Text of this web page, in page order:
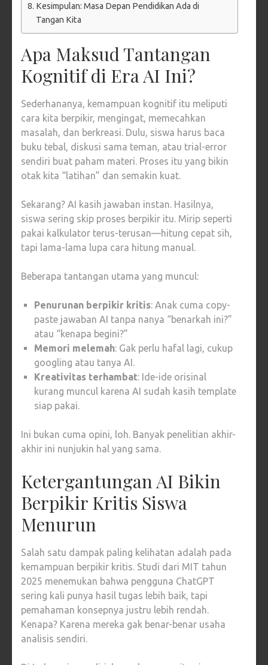
Kesimpulan: Masa Depan Pendidikan Ada di
Tangan Kita
Apa Maksud Tantangan
Kognitif di Era AI Ini?
Sederhananya, kemampuan kognitif itu meliputi
cara kita berpikir, mengingat, memecahkan
masalah, dan berkreasi. Dulu, siswa harus baca
buku tebal, diskusi sama teman, atau trial-error
sendiri buat paham materi. Proses itu yang bikin
otak kita “latihan” dan semakin kuat.
Sekarang? AI kasih jawaban instan. Hasilnya,
siswa sering skip proses berpikir itu. Mirip seperti
pakai kalkulator terus-terusan—hitung cepat sih,
tapi lama-lama lupa cara hitung manual.
Beberapa tantangan utama yang muncul:
Penurunan berpikir kritis: Anak cuma copy-
paste jawaban AI tanpa nanya “benarkah ini?”
atau “kenapa begini?”
Memori melemah: Gak perlu hafal lagi, cukup
googling atau tanya AI.
Kreativitas terhambat: Ide-ide orisinal
kurang muncul karena AI sudah kasih template
siap pakai.
Ini bukan cuma opini, loh. Banyak penelitian akhir-
akhir ini nunjukin hal yang sama.
Ketergantungan AI Bikin
Berpikir Kritis Siswa
Menurun
Salah satu dampak paling kelihatan adalah pada
kemampuan berpikir kritis. Studi dari MIT tahun
2025 menemukan bahwa pengguna ChatGPT
sering kali punya hasil tugas lebih baik, tapi
pemahaman konsepnya justru lebih rendah.
Kenapa? Karena mereka gak benar-benar usaha
analisis sendiri.